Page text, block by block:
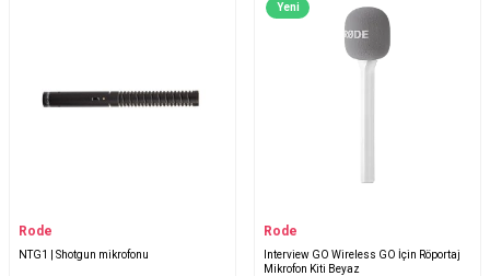
Rode
NTG1 | Shotgun mikrofonu
Yeni
Rode
Interview GO Wireless GO İçin Röportaj
Mikrofon Kiti Beyaz